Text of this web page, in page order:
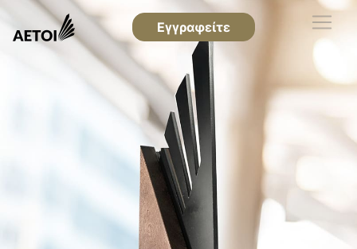
Εγγραφείτε